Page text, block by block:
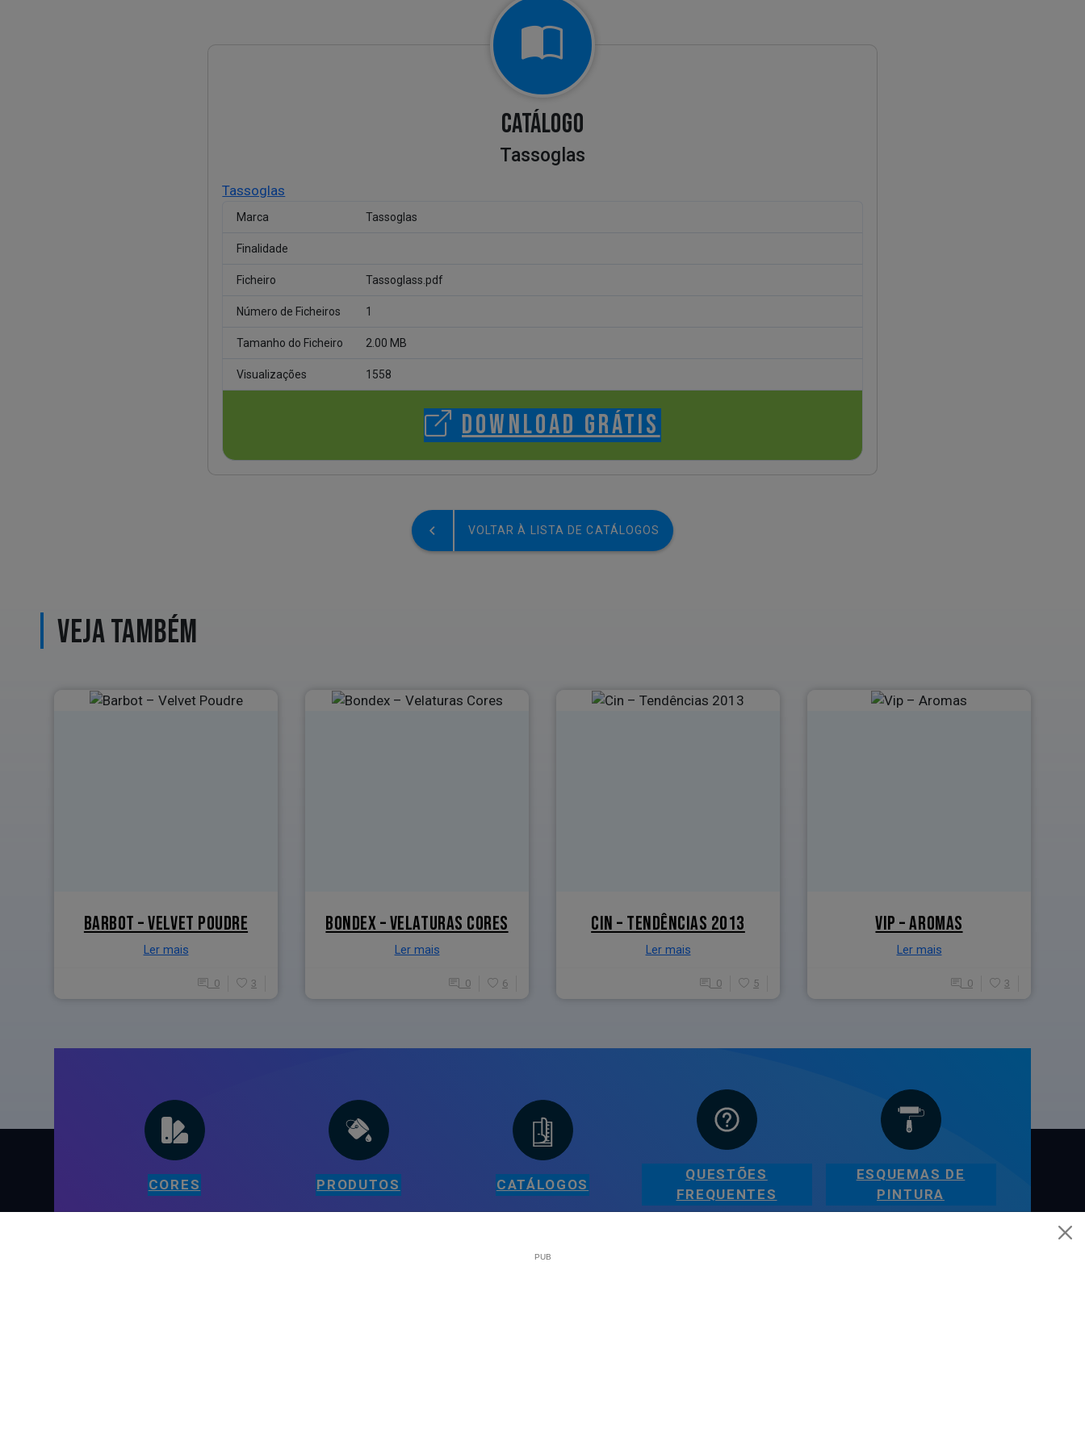
CATÁLOGO
Tassoglas
Tassoglas
Marca Tassoglas
Finalidade
Ficheiro Tassoglass.pdf
Número de Ficheiros 1
Tamanho do Ficheiro 2.00 MB
Visualizações 1558
DOWNLOAD GRÁTIS
VOLTAR À LISTA DE CATÁLOGOS
VEJA TAMBÉM
BARBOT – VELVET POUDRE
Ler mais
0 3
BONDEX – VELATURAS CORES
Ler mais
0 6
CIN – TENDÊNCIAS 2013
Ler mais
0 5
VIP – AROMAS
Ler mais
0 3
CORES PRODUTOS CATÁLOGOS
QUESTÕES
FREQUENTES
ESQUEMAS DE
PINTURA